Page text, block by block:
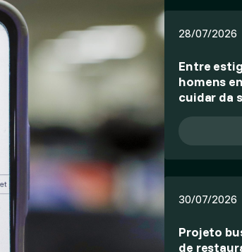
28/07/2026
Entre
homens
cuidar da
30/07/2026
Projeto
de